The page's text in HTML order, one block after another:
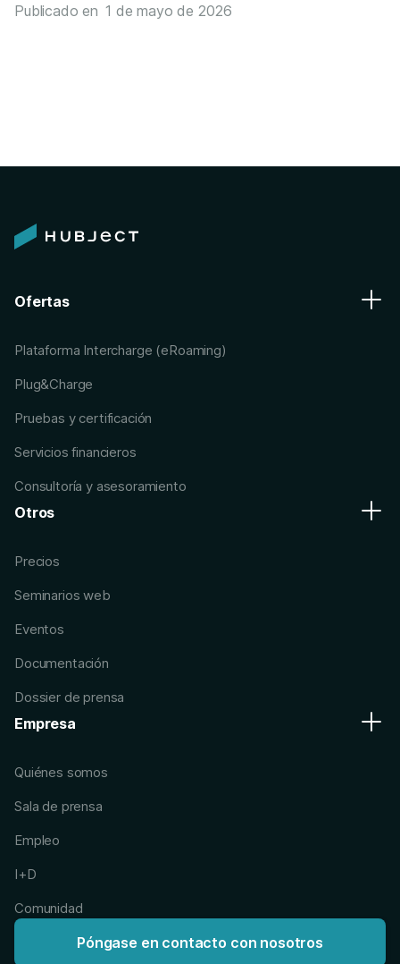
Publicado en 1 de mayo de 2026
Ofertas
Plataforma Intercharge (eRoaming)
Plug&Charge
Pruebas y certificación
Servicios financieros
Consultoría y asesoramiento
Otros
Precios
Seminarios web
Eventos
Documentación
Dossier de prensa
Empresa
Quiénes somos
Sala de prensa
Empleo
I+D
Comunidad
Póngase en contacto con nosotros